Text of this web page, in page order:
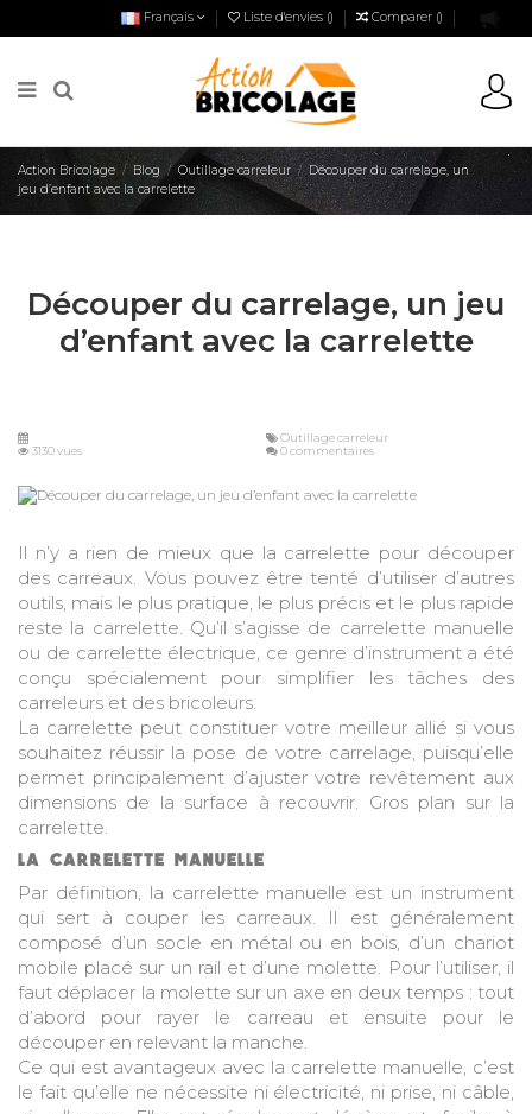
Français Liste d'envies () Comparer ()
Action Bricolage Blog Outillage carreleur
Découper du carrelage, un
jeu d’enfant avec la carrelette
Découper du carrelage, un jeu
d’enfant avec la carrelette
Outillage carreleur
3130 vues
0 commentaires
Il n’y a rien de mieux que la carrelette pour découper
des carreaux. Vous pouvez être tenté d’utiliser d’autres
outils, mais le plus pratique, le plus précis et le plus rapide
reste la carrelette. Qu’il s’agisse de carrelette manuelle
ou de carrelette électrique, ce genre d’instrument a été
conçu spécialement pour simplifier les tâches des
carreleurs et des bricoleurs.
La carrelette peut constituer votre meilleur allié si vous
souhaitez réussir la pose de votre carrelage, puisqu’elle
permet principalement d’ajuster votre revêtement aux
dimensions de la surface à recouvrir. Gros plan sur la
carrelette.
LA CARRELETTE MANUELLE
Par définition, la carrelette manuelle est un instrument
qui sert à couper les carreaux. Il est généralement
composé d’un socle en métal ou en bois, d’un chariot
mobile placé sur un rail et d’une molette. Pour l’utiliser, il
faut déplacer la molette sur un axe en deux temps : tout
d’abord pour rayer le carreau et ensuite pour le
découper en relevant la manche.
Ce qui est avantageux avec la carrelette manuelle, c’est
le fait qu’elle ne nécessite ni électricité, ni prise, ni câble,